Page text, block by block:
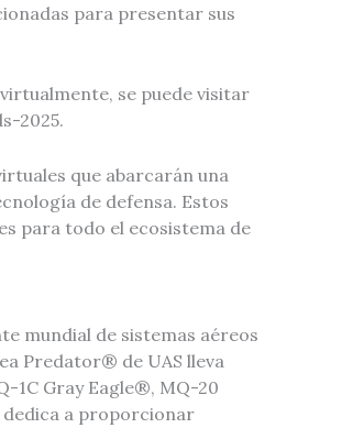
para presentar sus
se puede visitar
2025.
que abarcarán una
de defensa. Estos
para todo el ecosistema de
mundial de sistemas aéreos
Predator® de UAS lleva
1C Gray Eagle®, MQ-20
a proporcionar